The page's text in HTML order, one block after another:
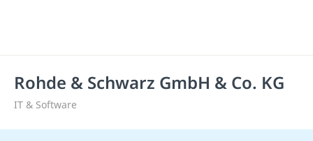
Rohde & Schwarz GmbH & Co. KG
IT & Software